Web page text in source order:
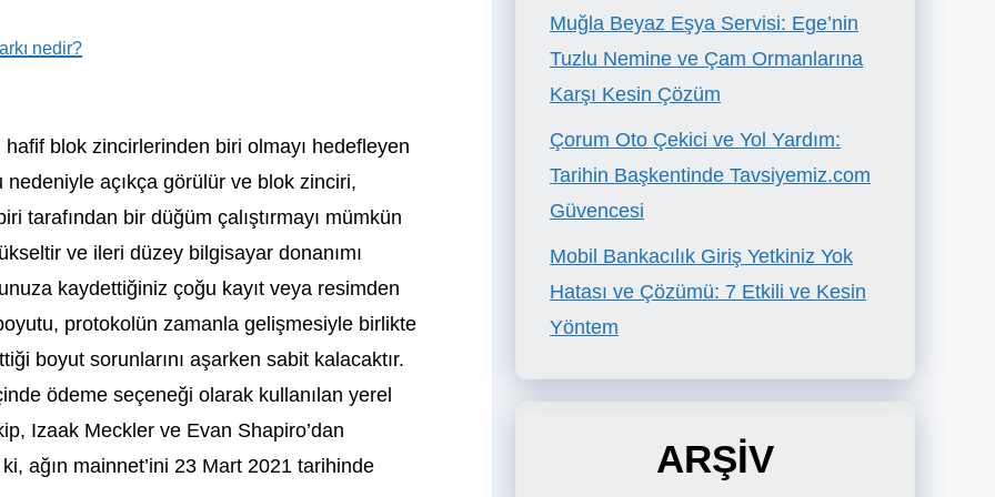
nedir?
blok zincirlerinden biri olmayı hedefleyen
nedeniyle açıkça görülür ve blok zinciri,
tarafından bir düğüm çalıştırmayı mümkün
ve ileri düzey bilgisayar donanımı
kaydettiğiniz çoğu kayıt veya resimden
protokolün zamanla gelişmesiyle birlikte
boyut sorunlarını aşarken sabit kalacaktır.
ödeme seçeneği olarak kullanılan yerel
Izaak Meckler ve Evan Shapiro’dan
ağın mainnet’ini 23 Mart 2021 tarihinde
Muğla Beyaz Eşya Servisi: Ege’nin
Tuzlu Nemine ve Çam Ormanlarına
Karşı Kesin Çözüm
Çorum Oto Çekici ve Yol Yardım:
Tarihin Başkentinde Tavsiyemiz.com
Güvencesi
Mobil Bankacılık Giriş Yetkiniz Yok
Hatası ve Çözümü: 7 Etkili ve Kesin
Yöntem
ARŞİV